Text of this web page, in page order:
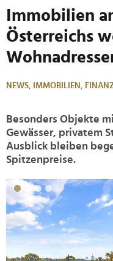
Immobilien
Österreichs
NEWS, IMMOBILIEN,
Besonders Objekte
Gewässer, privatem
Ausblick bleiben
Spitzenpreise.
>